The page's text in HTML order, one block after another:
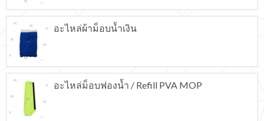
อะไหล่ผ้าม็อบน้ำเงิน
อะไหล่ม็อบฟองน้ำ / Refill PVA MOP